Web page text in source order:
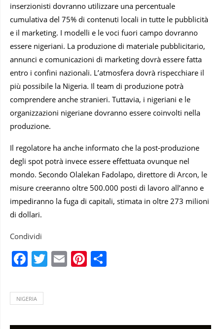
inserzionisti dovranno utilizzare una percentuale
cumulativa del 75% di contenuti locali in tutte le pubblicità
e il marketing. I modelli e le voci fuori campo dovranno
essere nigeriani. La produzione di materiale pubblicitario,
annunci e comunicazioni di marketing dovrà essere fatta
entro i confini nazionali. L’atmosfera dovrà rispecchiare il
più possibile la Nigeria. Il team di produzione potrà
comprendere anche stranieri. Tuttavia, i nigeriani e le
organizzazioni nigeriane dovranno essere coinvolti nella
produzione.
Il regolatore ha anche informato che la post-produzione
degli spot potrà invece essere effettuata ovunque nel
mondo. Secondo Olalekan Fadolapo, direttore di Arcon, le
misure creeranno oltre 500.000 posti di lavoro all’anno e
impediranno la fuga di capitali, stimata in oltre 273 milioni
di dollari.
Condividi
Facebook
Twitter
EmailPinterest
NIGERIA